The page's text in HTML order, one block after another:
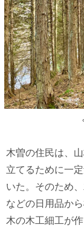
木曽の住民は、
立てるために一
いた。そのため
などの日用品か
木の木工細工が